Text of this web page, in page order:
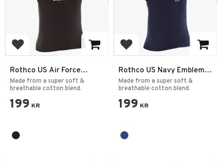
Add to favorites
Rothco US Air Force
Emblem T-shirt
Made from a super soft &
breathable cotton blend.
199 KR
Add to favorites
Rothco US Navy Emblem
T-Shirt
Made from a super soft &
breathable cotton blend.
199 KR